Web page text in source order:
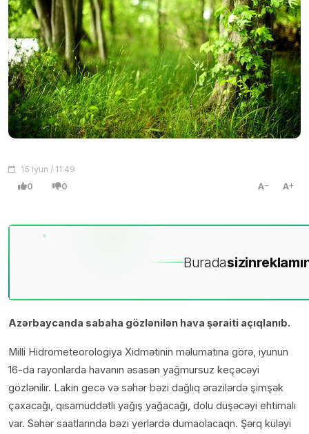
15 iyun / 11:49
0 0 A A
Buradasizin
Azərbaycanda sabaha gözlənilən hava şəraiti açıqlanıb.
Milli Hidrometeorologiya Xidmətinin məlumatına görə, iyunun
16-da rayonlarda havanın əsasən yağmursuz keçəcəyi
gözlənilir. Lakin gecə və səhər bəzi dağlıq ərazilərdə şimşək
çaxacağı, qısamüddətli yağış yağacağı, dolu düşəcəyi ehtimalı
var. Səhər saatlarında bəzi yerlərdə dumaolacaqn. Şərq küləyi